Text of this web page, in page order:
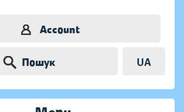
Account
Пошук UA